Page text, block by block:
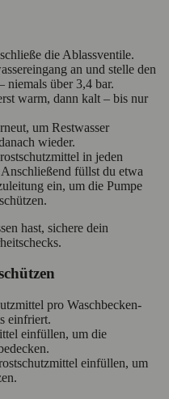
die Ablassventile.
an und stelle den
niemals über 3,4 bar.
warm, dann kalt – bis nur
um Restwasser
wieder.
in jeden
füllst du etwa
ein, um die Pumpe
hast, sichere dein
pro Waschbecken-
einfriert.
einfüllen, um die
einfüllen, um